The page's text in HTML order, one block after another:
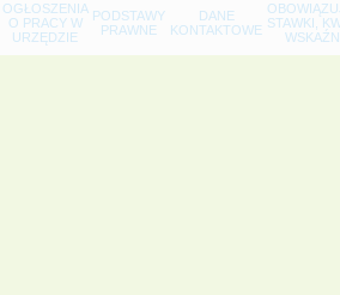
OGŁOSZENIA
O PRACY W
URZĘDZIE
PODSTAWY
PRAWNE
DANE
KONTAKTOWE STAWKI,